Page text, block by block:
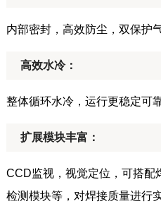
内部密封，高效防尘，双保护
高效水冷：
整体循环水冷，运行更稳定可
扩展模块丰富：
CCD监视，视觉定位，可搭配
检测模块等，对焊接质量进行